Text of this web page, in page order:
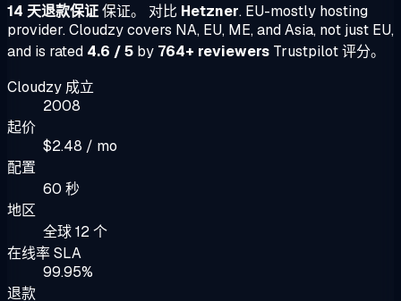
14 天退款保证保证。 对比 Hetzner. EU-mostly hosting
provider. Cloudzy covers NA, EU, ME, and Asia, not just EU,
and is rated 4.6 / 5 by 764+ reviewers Trustpilot 评分。
Cloudzy 成立
2008
起价
$2.48 / mo
配置
60 秒
地区
全球 12 个
在线率 SLA
99.95%
退款